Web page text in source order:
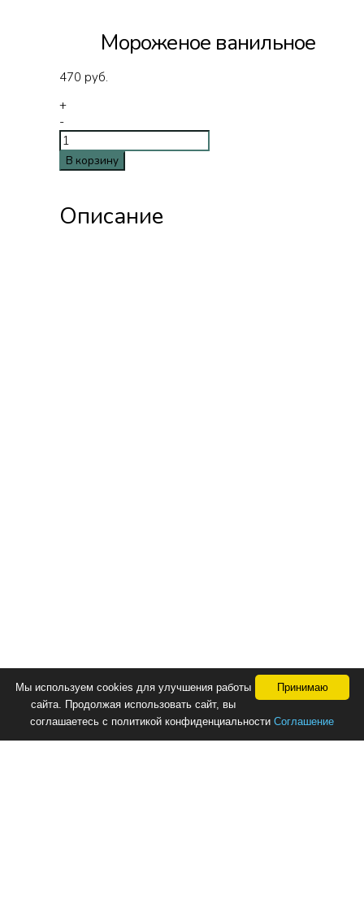
Мороженое ванильное
470 руб.
+
-
В корзину
Описание
Принимаю
Мы используем cookies для улучшения работы
сайта. Продолжая использовать сайт, вы
соглашаетесь с политикой конфиденциальности Соглашение